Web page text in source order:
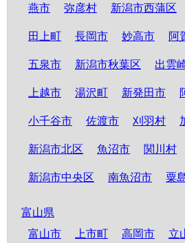
燕市 弥彦村 新潟市西蒲区
田上町 長岡市 妙高市 阿
五泉市 新潟市秋葉区 出雲
上越市 湯沢町 新発田市
小千谷市 佐渡市 刈羽村
新潟市北区 魚沼市 関川村
新潟市中央区 南魚沼市 粟
富山県
富山市
上市町 高岡市 立